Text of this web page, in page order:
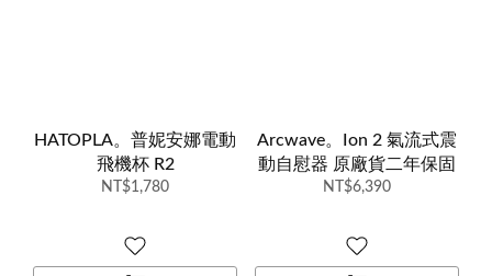
HATOPLA。普妮安娜電動
飛機杯 R2
NT$1,780
Arcwave。Ion 2 氣流式震
動自慰器 原廠貨二年保固
NT$6,390